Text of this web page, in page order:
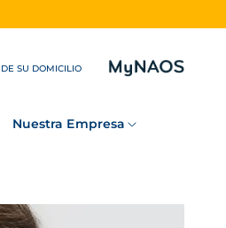
SU DOMICILIO
Nuestra Empresa